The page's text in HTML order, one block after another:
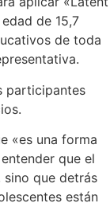
de 15,7
de toda
participantes
«es una forma
que el
sino que detrás
están